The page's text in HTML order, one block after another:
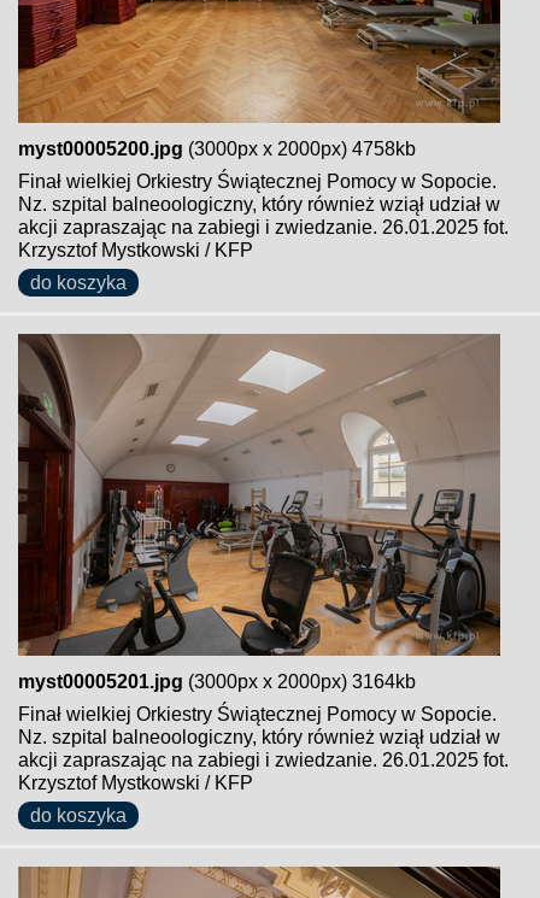
myst00005200.jpg (3000px x 2000px) 4758kb
Finał wielkiej Orkiestry Świątecznej Pomocy w Sopocie.
Nz. szpital balneoologiczny, który również wziął udział w
akcji zapraszając na zabiegi i zwiedzanie. 26.01.2025 fot.
Krzysztof Mystkowski / KFP
do koszyka
myst00005201.jpg (3000px x 2000px) 3164kb
Finał wielkiej Orkiestry Świątecznej Pomocy w Sopocie.
Nz. szpital balneoologiczny, który również wziął udział w
akcji zapraszając na zabiegi i zwiedzanie. 26.01.2025 fot.
Krzysztof Mystkowski / KFP
do koszyka